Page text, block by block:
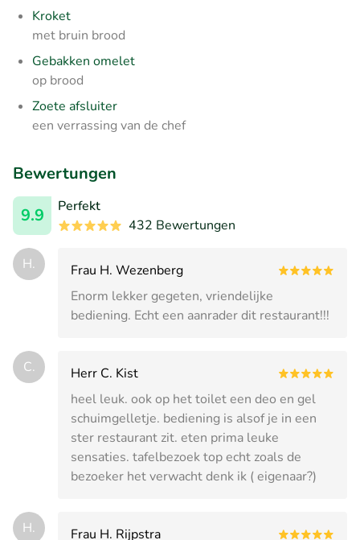
Kroket
met bruin brood
Gebakken omelet
op brood
Zoete afsluiter
een verrassing van de chef
Bewertungen
9.9
Perfekt
432 Bewertungen
H.
Frau H. Wezenberg
Enorm lekker gegeten, vriendelijke
bediening. Echt een aanrader dit restaurant!!!
C.
Herr C. Kist
heel leuk. ook op het toilet een deo en gel
schuimgelletje. bediening is alsof je in een
ster restaurant zit. eten prima leuke
sensaties. tafelbezoek top echt zoals de
bezoeker het verwacht denk ik ( eigenaar?)
H.
Frau H. Rijpstra